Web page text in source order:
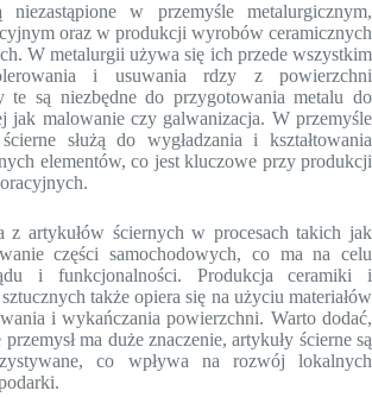
niezastąpione w przemyśle metalurgicznym,
oraz w produkcji wyrobów ceramicznych
W metalurgii używa się ich przede wszystkim
i usuwania rdzy z powierzchni
te są niezbędne do przygotowania metalu do
jak malowanie czy galwanizacja. W przemyśle
służą do wygładzania i kształtowania
elementów, co jest kluczowe przy produkcji
z artykułów ściernych w procesach takich jak
części samochodowych, co ma na celu
i funkcjonalności. Produkcja ceramiki i
także opiera się na użyciu materiałów
i wykańczania powierzchni. Warto dodać,
ma duże znaczenie, artykuły ścierne są
co wpływa na rozwój lokalnych